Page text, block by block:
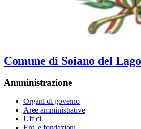
Comune di Soiano del Lago
Amministrazione
Organi di governo
Aree amministrative
Uffici
Enti e fondazioni